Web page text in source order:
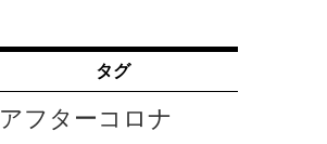
タグ
アフターコロナ